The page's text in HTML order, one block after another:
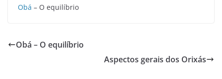
Obá – O equilíbrio
Obá – O equilíbrio
Aspectos gerais dos Orixás